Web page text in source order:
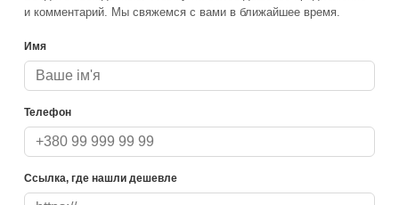
и комментарий. Мы свяжемся с вами в ближайшее время.
Имя
Телефон
Ссылка, где нашли дешевле